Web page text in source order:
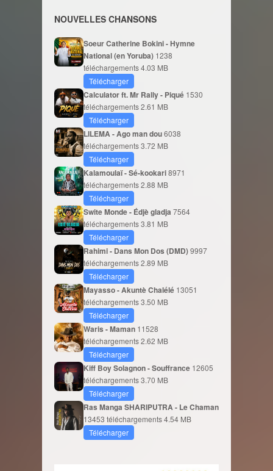
NOUVELLES CHANSONS
Soeur Catherine Bokini - Hymne
National (en Yoruba) 1238
téléchargements4.03 MB
Télécharger
Calculator ft. Mr Rally - Piqué 1530
téléchargements2.61 MB
Télécharger
LILEMA - Ago man dou6038
téléchargements3.72 MB
Télécharger
Kalamoulaï - Sé-kookari8971
téléchargements2.88 MB
Télécharger
Swite Monde - Édjè gladja 7564
téléchargements3.81 MB
Télécharger
Rahimi - Dans Mon Dos (DMD)9997
téléchargements2.89 MB
Télécharger
Mayasso - Akuntè Chalélé 13051
téléchargements3.50 MB
Télécharger
Waris - Maman 11528
téléchargements2.62 MB
Télécharger
Kiff Boy Solagnon - Souffrance 12605
téléchargements3.70 MB
Télécharger
Ras Manga SHARIPUTRA - Le Chaman
13453 téléchargements4.54 MB
Télécharger